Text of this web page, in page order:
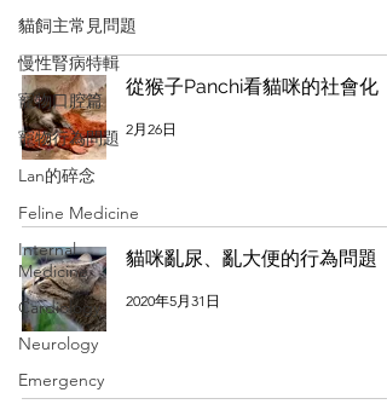
貓飼主常見問題
慢性腎病特輯
寵物口腔篇
寵物行為問題
Lan的碎念
Feline Medicine
Internal
Medicine
Cardiology
Neurology
Emergency
從猴子Panchi看貓咪的社會化
2月26日
貓咪亂尿、亂大便的行為問題
2020年5月31日